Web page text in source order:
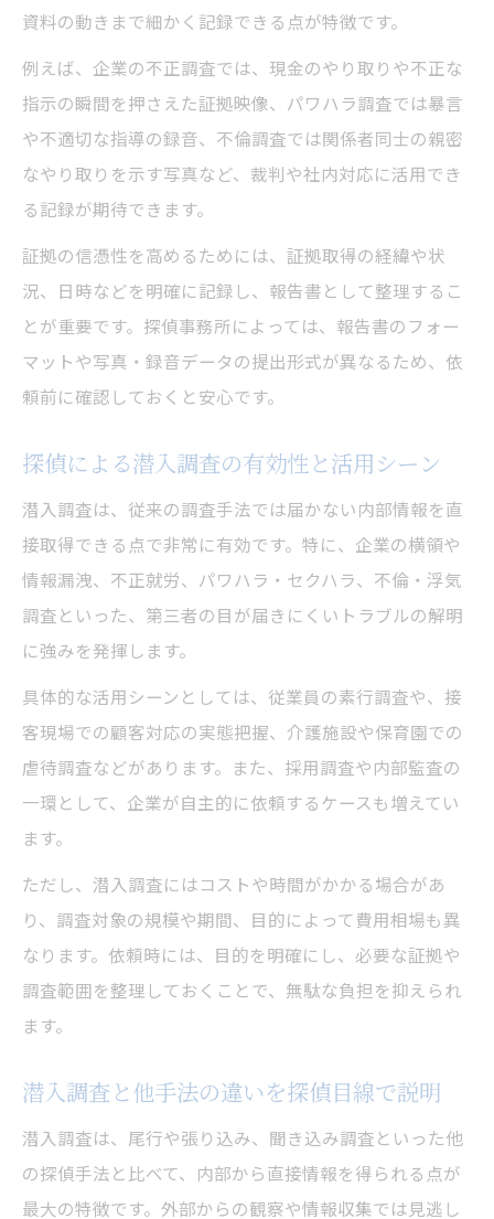
パワハラ現場の証拠収集に探偵が強い理由
探偵による潜入調査の活用事例と成果
探偵潜入調査が個人の悩み解決に貢献する
場面
企業不正やハラスメント解明の探偵事例紹
介
調査成功のカギとなる探偵のリアルな現場体験
探偵が語る潜入調査現場の緊張と工夫
潜入調査現場で探偵が直面したリアルな体
験談
探偵の現場体験が調査成功率に与える影響
調査結果に直結する探偵の経験と判断力
資料の動きまで細かく記録できる点が特徴です。
例えば、企業の不正調査では、現金のやり取りや不正な
指示の瞬間を押さえた証拠映像、パワハラ調査では暴言
や不適切な指導の録音、不倫調査では関係者同士の親密
なやり取りを示す写真など、裁判や社内対応に活用でき
る記録が期待できます。
証拠の信憑性を高めるためには、証拠取得の経緯や状
況、日時などを明確に記録し、報告書として整理するこ
とが重要です。探偵事務所によっては、報告書のフォー
マットや写真・録音データの提出形式が異なるため、依
頼前に確認しておくと安心です。
探偵による潜入調査の有効性と活用シーン
潜入調査は、従来の調査手法では届かない内部情報を直
接取得できる点で非常に有効です。特に、企業の横領や
情報漏洩、不正就労、パワハラ・セクハラ、不倫・浮気
調査といった、第三者の目が届きにくいトラブルの解明
に強みを発揮します。
具体的な活用シーンとしては、従業員の素行調査や、接
客現場での顧客対応の実態把握、介護施設や保育園での
虐待調査などがあります。また、採用調査や内部監査の
一環として、企業が自主的に依頼するケースも増えてい
ます。
ただし、潜入調査にはコストや時間がかかる場合があ
り、調査対象の規模や期間、目的によって費用相場も異
なります。依頼時には、目的を明確にし、必要な証拠や
調査範囲を整理しておくことで、無駄な負担を抑えられ
ます。
潜入調査と他手法の違いを探偵目線で説明
潜入調査は、尾行や張り込み、聞き込み調査といった他
の探偵手法と比べて、内部から直接情報を得られる点が
最大の特徴です。外部からの観察や情報収集では見逃し